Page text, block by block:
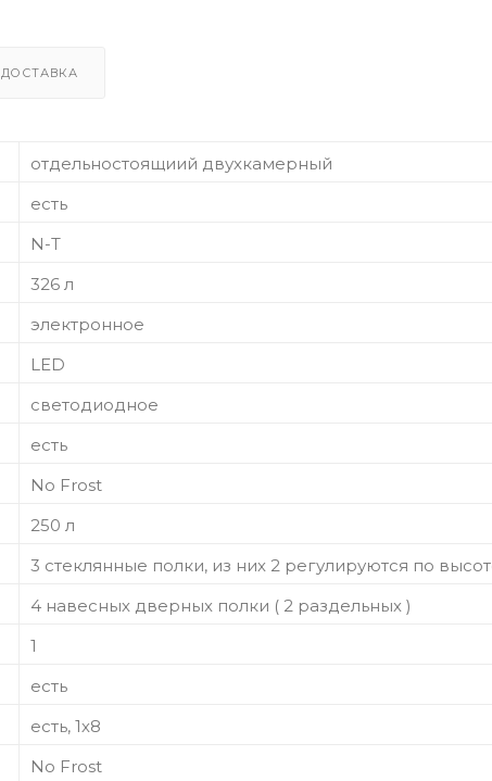
ДОСТАВКА
отдельностоящиий двухкамерный
есть
N-T
326 л
электронное
LED
светодиодное
есть
No Frost
250 л
3 стеклянные полки, из них 2 регулируются по
4 навесных дверных полки ( 2 раздельных )
1
есть
есть, 1х8
No Frost